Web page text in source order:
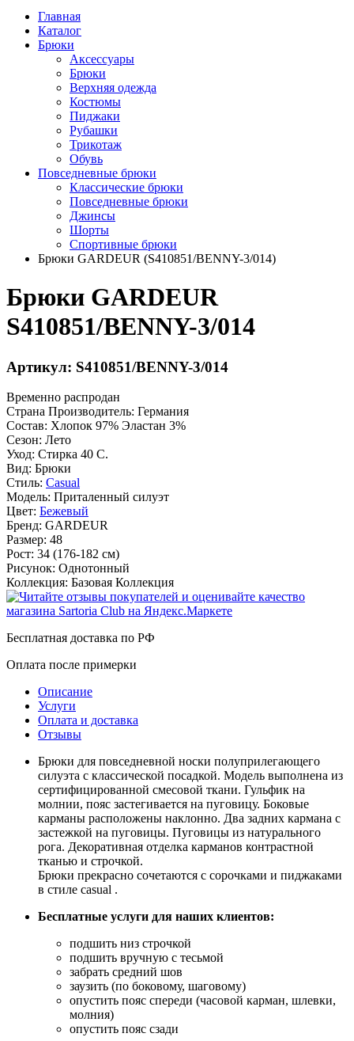
Главная
Каталог
Брюки
Аксессуары
Брюки
Верхняя одежда
Костюмы
Пиджаки
Рубашки
Трикотаж
Обувь
Повседневные брюки
Классические брюки
Повседневные брюки
Джинсы
Шорты
Спортивные брюки
Брюки GARDEUR (S410851/BENNY-3/014)
Брюки GARDEUR
S410851/BENNY-3/014
Артикул: S410851/BENNY-3/014
Временно распродан
Страна Производитель: Германия
Состав: Хлопок 97% Эластан 3%
Сезон: Лето
Уход: Стирка 40 С.
Вид: Брюки
Стиль: Casual
Модель: Приталенный силуэт
Цвет: Бежевый
Бренд: GARDEUR
Размер: 48
Рост: 34 (176-182 см)
Рисунок: Однотонный
Коллекция: Базовая Коллекция
Бесплатная доставка по РФ
Оплата после примерки
Описание
Услуги
Оплата и доставка
Отзывы
Брюки для повседневной носки полуприлегающего
силуэта с классической посадкой. Модель выполнена из
сертифицированной смесовой ткани. Гульфик на
молнии, пояс застегивается на пуговицу. Боковые
карманы расположены наклонно. Два задних кармана с
застежкой на пуговицы. Пуговицы из натурального
рога. Декоративная отделка карманов контрастной
тканью и строчкой.
Брюки прекрасно сочетаются с сорочками и пиджаками
в стиле casual .
Бесплатные услуги для наших клиентов:
подшить низ строчкой
подшить вручную с тесьмой
забрать средний шов
заузить (по боковому, шаговому)
опустить пояс спереди (часовой карман, шлевки,
молния)
опустить пояс сзади